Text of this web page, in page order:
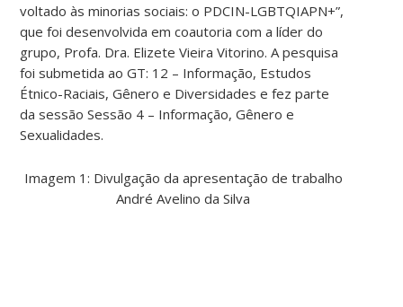
voltado às minorias sociais: o PDCIN-LGBTQIAPN+”,
que foi desenvolvida em coautoria com a líder do
grupo, Profa. Dra. Elizete Vieira Vitorino. A pesquisa
foi submetida ao GT: 12 – Informação, Estudos
Étnico-Raciais, Gênero e Diversidades e fez parte
da sessão Sessão 4 – Informação, Gênero e
Sexualidades.
Imagem 1: Divulgação da apresentação de trabalho
André Avelino da Silva